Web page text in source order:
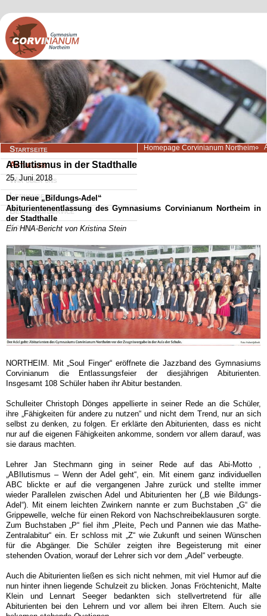
Navigation
überspringen
Startseite
Aktuelles
Wir über uns
Lernangebote
Beratung/Service
Kontakt
Homepage Corvinianum Northeim
ABIlutismus in der Stadthalle
25. Juni 2018
Der neue „Bildungs-Adel“
Abiturientenentlassung des Gymnasiums Corvinianum Northeim in
der Stadthalle
Ein HNA-Bericht von Kristina Stein
NORTHEIM. Mit „Soul Finger“ eröffnete die Jazzband des Gymnasiums
Corvinianum die Entlassungsfeier der diesjährigen Abiturienten.
Insgesamt 108 Schüler haben ihr Abitur bestanden.
Schulleiter Christoph Dönges appellierte in seiner Rede an die Schüler,
ihre „Fähigkeiten für andere zu nutzen“ und nicht dem Trend, nur an sich
selbst zu denken, zu folgen. Er erklärte den Abiturienten, dass es nicht
nur auf die eigenen Fähigkeiten ankomme, sondern vor allem darauf, was
sie daraus machten.
Lehrer Jan Stechmann ging in seiner Rede auf das Abi-Motto ,
„ABIlutismus – Wenn der Adel geht“, ein. Mit einem ganz individuellen
ABC blickte er auf die vergangenen Jahre zurück und stellte immer
wieder Parallelen zwischen Adel und Abiturienten her („B wie Bildungs-
Adel“). Mit einem leichten Zwinkern nannte er zum Buchstaben „G“ die
Grippewelle, welche für einen Rekord von Nachschreibeklausuren sorgte.
Zum Buchstaben „P“ fiel ihm „Pleite, Pech und Pannen wie das Mathe-
Zentralabitur“ ein. Er schloss mit „Z“ wie Zukunft und seinen Wünschen
für die Abgänger. Die Schüler zeigten ihre Begeisterung mit einer
stehenden Ovation, worauf der Lehrer sich vor dem „Adel“ verbeugte.
Auch die Abiturienten ließen es sich nicht nehmen, mit viel Humor auf die
nun hinter ihnen liegende Schulzeit zu blicken. Jonas Fröchtenicht, Malte
Klein und Lennart Seeger bedankten sich stellvertretend für alle
Abiturienten bei den Lehrern und vor allem bei ihren Eltern. Auch sie